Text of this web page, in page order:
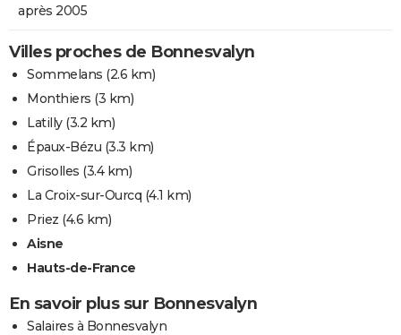
après 2005
Villes proches de Bonnesvalyn
Sommelans (2.6 km)
Monthiers (3 km)
Latilly(3.2 km)
Épaux-Bézu (3.3 km)
Grisolles (3.4 km)
La Croix-sur-Ourcq (4.1 km)
Priez (4.6 km)
Aisne
Hauts-de-France
En savoir plus sur Bonnesvalyn
Salaires à Bonnesvalyn